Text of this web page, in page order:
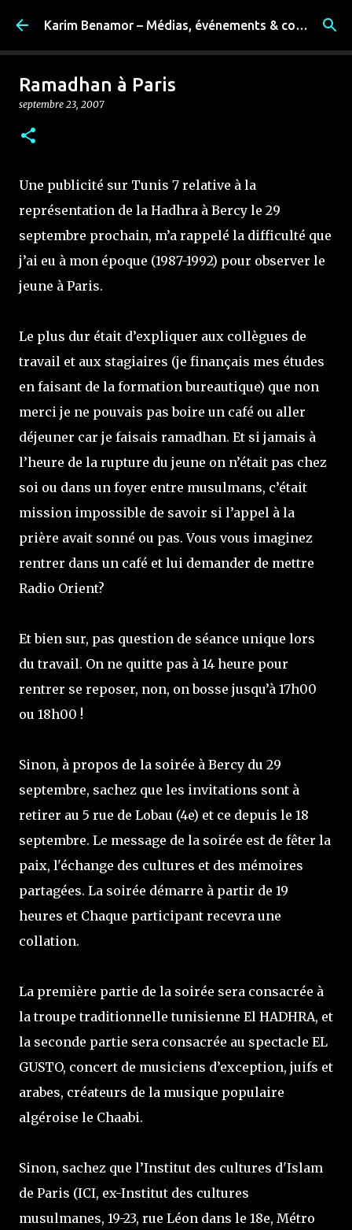
Accéder au contenu principal Karim Benamor – Médias, événements & coulisses
Ramadhan à Paris
septembre 23, 2007
Une publicité sur Tunis 7 relative à la
représentation de la Hadhra à Bercy le 29
septembre prochain, m’a rappelé la difficulté que
j’ai eu à mon époque (1987-1992) pour observer le
jeune à Paris.
Le plus dur était d’expliquer aux collègues de
travail et aux stagiaires (je finançais mes études
en faisant de la formation bureautique) que non
merci je ne pouvais pas boire un café ou aller
déjeuner car je faisais ramadhan. Et si jamais à
l’heure de la rupture du jeune on n’était pas chez
soi ou dans un foyer entre musulmans, c’était
mission impossible de savoir si l’appel à la
prière avait sonné ou pas. Vous vous imaginez
rentrer dans un café et lui demander de mettre
Radio Orient?
Et bien sur, pas question de séance unique lors
du travail. On ne quitte pas à 14 heure pour
rentrer se reposer, non, on bosse jusqu’à 17h00
ou 18h00 !
Sinon, à propos de la soirée à Bercy du 29
septembre, sachez que les invitations sont à
retirer au 5 rue de Lobau (4e) et ce depuis le 18
septembre. Le message de la soirée est de fêter la
paix, l'échange des cultures et des mémoires
partagées. La soirée démarre à partir de 19
heures et Chaque participant recevra une
collation.
La première partie de la soirée sera consacrée à
la troupe traditionnelle tunisienne El HADHRA, et
la seconde partie sera consacrée au spectacle EL
GUSTO, concert de musiciens d’exception, juifs et
arabes, créateurs de la musique populaire
algéroise le Chaabi.
Sinon, sachez que l’Institut des cultures d'Islam
de Paris (ICI, ex-Institut des cultures
musulmanes, 19-23, rue Léon dans le 18e, Métro